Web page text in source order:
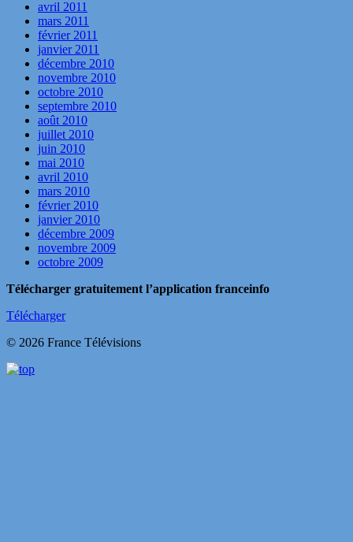
avril 2011
mars 2011
février 2011
janvier 2011
décembre 2010
novembre 2010
octobre 2010
septembre 2010
août 2010
juillet 2010
juin 2010
mai 2010
avril 2010
mars 2010
février 2010
janvier 2010
décembre 2009
novembre 2009
octobre 2009
Télécharger gratuitement l’application franceinfo
Télécharger
© 2026 France Télévisions